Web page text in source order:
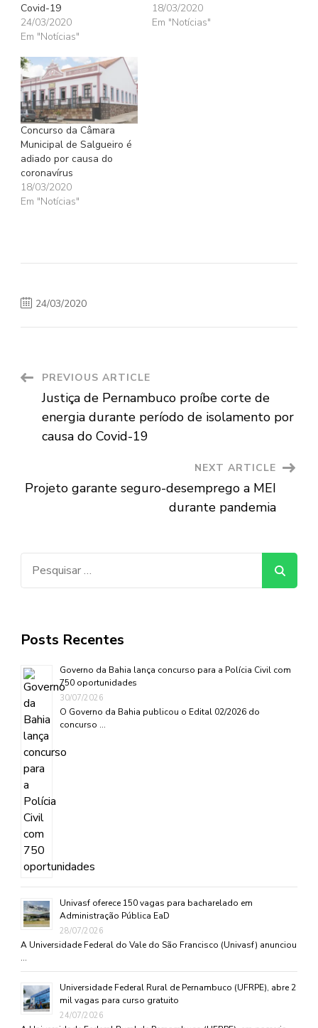
Covid-19
24/03/2020
Em "Notícias"
18/03/2020
Em "Notícias"
Concurso da Câmara
Municipal de Salgueiro é
adiado por causa do
coronavírus
18/03/2020
Em "Notícias"
24/03/2020
Post
Navigation
PREVIOUS ARTICLE
Justiça de Pernambuco proíbe corte de
energia durante período de isolamento por
causa do Covid-19
NEXT ARTICLE
Projeto garante seguro-desemprego a MEI
durante pandemia
Posts Recentes
Governo da Bahia lança concurso para a Polícia Civil com
750 oportunidades
30/07/2026
O Governo da Bahia publicou o Edital 02/2026 do
concurso …
Univasf oferece 150 vagas para bacharelado em
Administração Pública EaD
28/07/2026
A Universidade Federal do Vale do São Francisco (Univasf) anunciou
…
Universidade Federal Rural de Pernambuco (UFRPE), abre 2
mil vagas para curso gratuito
24/07/2026